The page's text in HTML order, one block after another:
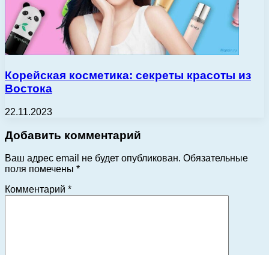
Корейская косметика: секреты красоты из
Востока
22.11.2023
Добавить комментарий
Ваш адрес email не будет опубликован. Обязательные
поля помечены *
Комментарий *